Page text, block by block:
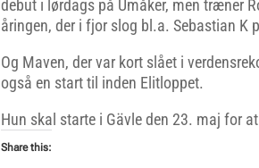
debut i lørdags på Umåker, men træner
åringen, der i fjor slog bl.a. Sebastian K
Og Maven, der var kort slået i
også en start til inden Elitloppet.
Hun skal starte i Gävle den 23. maj for
Share this: